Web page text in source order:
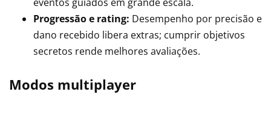
eventos guiados em grande escala.
Progressão e rating: Desempenho por precisão e
dano recebido libera extras; cumprir objetivos
secretos rende melhores avaliações.
Modos multiplayer